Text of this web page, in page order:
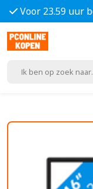
Voor 23.59 uur